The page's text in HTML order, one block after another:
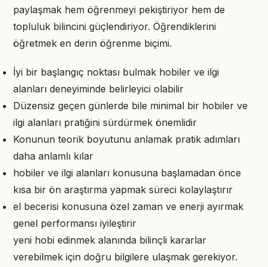
paylaşmak hem öğrenmeyi pekiştiriyor hem de
topluluk bilincini güçlendiriyor. Öğrendiklerini
öğretmek en derin öğrenme biçimi.
İyi bir başlangıç noktası bulmak hobiler ve ilgi
alanları deneyiminde belirleyici olabilir
Düzensiz geçen günlerde bile minimal bir hobiler ve
ilgi alanları pratiğini sürdürmek önemlidir
Konunun teorik boyutunu anlamak pratik adımları
daha anlamlı kılar
hobiler ve ilgi alanları konusuna başlamadan önce
kısa bir ön araştırma yapmak süreci kolaylaştırır
el becerisi konusuna özel zaman ve enerji ayırmak
genel performansı iyileştirir
yeni hobi edinmek alanında bilinçli kararlar
verebilmek için doğru bilgilere ulaşmak gerekiyor.